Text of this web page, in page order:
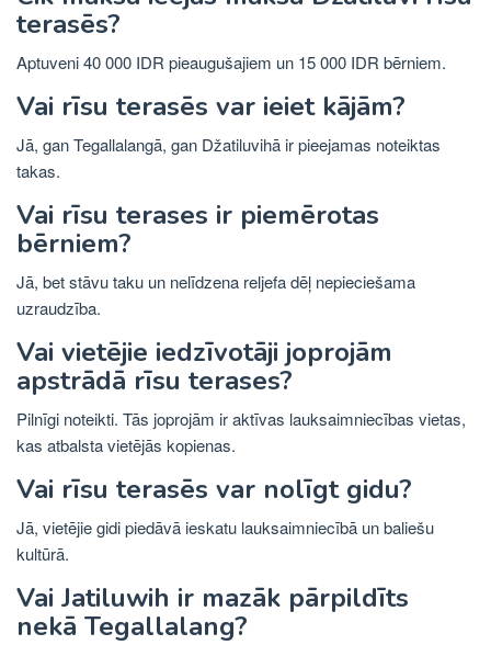
terasēs?
Aptuveni 40 000 IDR pieaugušajiem un 15 000 IDR bērniem.
Vai rīsu terasēs var ieiet kājām?
Jā, gan Tegallalangā, gan Džatiluvihā ir pieejamas noteiktas
takas.
Vai rīsu terases ir piemērotas
bērniem?
Jā, bet stāvu taku un nelīdzena reljefa dēļ nepieciešama
uzraudzība.
Vai vietējie iedzīvotāji joprojām
apstrādā rīsu terases?
Pilnīgi noteikti. Tās joprojām ir aktīvas lauksaimniecības vietas,
kas atbalsta vietējās kopienas.
Vai rīsu terasēs var nolīgt gidu?
Jā, vietējie gidi piedāvā ieskatu lauksaimniecībā un baliešu
kultūrā.
Vai Jatiluwih ir mazāk pārpildīts
nekā Tegallalang?